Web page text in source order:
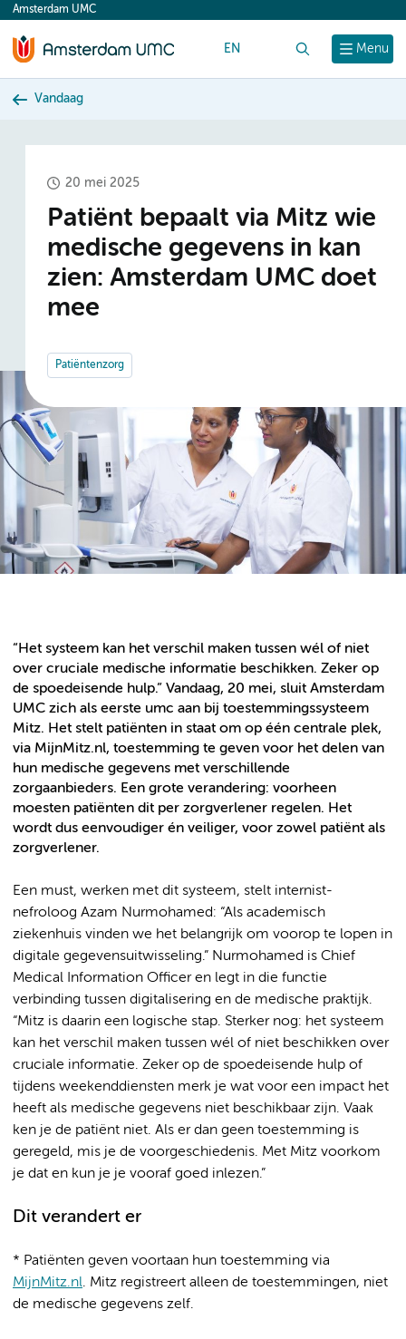
content
Menu
Amsterdam UMC
EN
Vandaag
20 mei 2025
Patiënt bepaalt via Mitz wie
medische gegevens in kan
zien: Amsterdam UMC doet
mee
Patiëntenzorg
“Het systeem kan het verschil maken tussen wél of niet
over cruciale medische informatie beschikken. Zeker op
de spoedeisende hulp.” Vandaag, 20 mei, sluit Amsterdam
UMC zich als eerste umc aan bij toestemmingssysteem
Mitz. Het stelt patiënten in staat om op één centrale plek,
via MijnMitz.nl, toestemming te geven voor het delen van
hun medische gegevens met verschillende
zorgaanbieders. Een grote verandering: voorheen
moesten patiënten dit per zorgverlener regelen. Het
wordt dus eenvoudiger én veiliger, voor zowel patiënt als
zorgverlener.
Een must, werken met dit systeem, stelt internist-
nefroloog Azam Nurmohamed: “Als academisch
ziekenhuis vinden we het belangrijk om voorop te lopen in
digitale gegevensuitwisseling.” Nurmohamed is Chief
Medical Information Officer en legt in die functie
verbinding tussen digitalisering en de medische praktijk.
“Mitz is daarin een logische stap. Sterker nog: het systeem
kan het verschil maken tussen wél of niet beschikken over
cruciale informatie. Zeker op de spoedeisende hulp of
tijdens weekenddiensten merk je wat voor een impact het
heeft als medische gegevens niet beschikbaar zijn. Vaak
ken je de patiënt niet. Als er dan geen toestemming is
geregeld, mis je de voorgeschiedenis. Met Mitz voorkom
je dat en kun je je vooraf goed inlezen.”
Dit verandert er
* Patiënten geven voortaan hun toestemming via
MijnMitz.nl. Mitz registreert alleen de toestemmingen, niet
de medische gegevens zelf.